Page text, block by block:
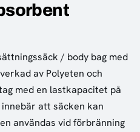
/ body bag med
av Polyeten och
med en lastkapacitet på
att säcken kan
användas vid förbränning